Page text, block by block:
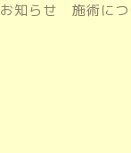
お知らせ 施術に